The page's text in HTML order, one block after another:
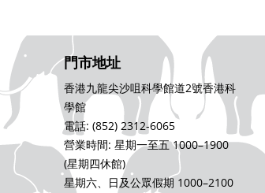
門市地址
香港九龍尖沙咀科學館道2號香港科
學館
電話: (852) 2312-6065
營業時間: 星期一至五 1000–1900
(星期四休館)
星期六、日及公眾假期 1000–2100